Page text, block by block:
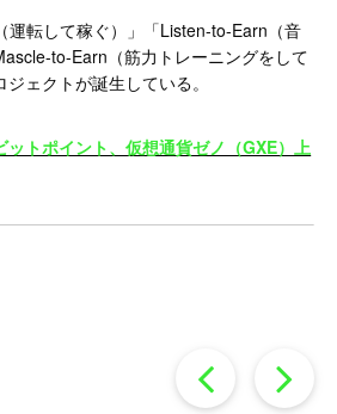
運転して稼ぐ）」「Listen-to-Earn（音
to-Earn（筋力トレーニングをして
ェクトが誕生している。
ットポイント、仮想通貨ゼノ（GXE）上
過